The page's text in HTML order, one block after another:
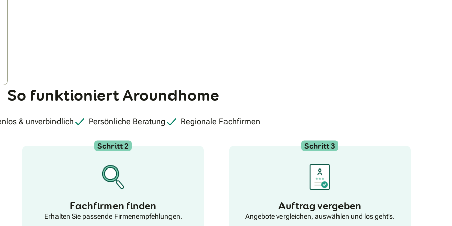
So funktioniert Aroundhome
& unverbindlich Persönliche Beratung Regionale Fachfirmen
Schritt 2
Fachfirmen finden
Erhalten Sie passende Firmenempfehlungen.
Schritt 3
Auftrag vergeben
Angebote vergleichen, auswählen und los geht’s.